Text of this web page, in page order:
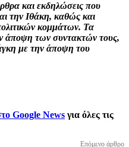
και εκδηλώσεις που
την Ιθάκη, καθώς και
κομμάτων. Τα
άποψη των συντακτών τους,
με την άποψη του
Google News για όλες τις
Επόμενο άρθρο